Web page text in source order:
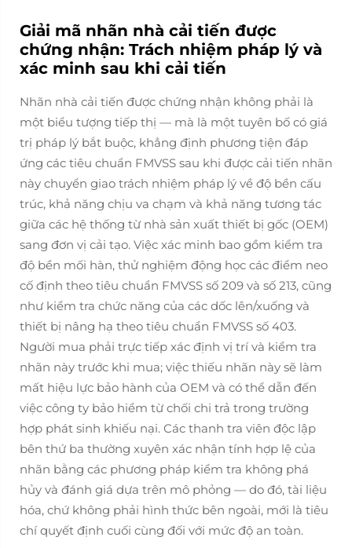
Giải mã nhãn nhà cải tiến được
chứng nhận: Trách nhiệm pháp lý và
xác minh sau khi cải tiến
Nhãn nhà cải tiến được chứng nhận không phải là
một biểu tượng tiếp thị — mà là một tuyên bố có giá
trị pháp lý bắt buộc, khẳng định phương tiện đáp
ứng các tiêu chuẩn FMVSS sau khi được cải tiến nhãn
này chuyển giao trách nhiệm pháp lý về độ bền cấu
trúc, khả năng chịu va chạm và khả năng tương tác
giữa các hệ thống từ nhà sản xuất thiết bị gốc (OEM)
sang đơn vị cải tạo. Việc xác minh bao gồm kiểm tra
độ bền mối hàn, thử nghiệm động học các điểm neo
cố định theo tiêu chuẩn FMVSS số 209 và số 213, cũng
như kiểm tra chức năng của các dốc lên/xuống và
thiết bị nâng hạ theo tiêu chuẩn FMVSS số 403.
Người mua phải trực tiếp xác định vị trí và kiểm tra
nhãn này trước khi mua; việc thiếu nhãn này sẽ làm
mất hiệu lực bảo hành của OEM và có thể dẫn đến
việc công ty bảo hiểm từ chối chi trả trong trường
hợp phát sinh khiếu nại. Các thanh tra viên độc lập
bên thứ ba thường xuyên xác nhận tính hợp lệ của
nhãn bằng các phương pháp kiểm tra không phá
hủy và đánh giá dựa trên mô phỏng — do đó, tài liệu
hóa, chứ không phải hình thức bên ngoài, mới là tiêu
chí quyết định cuối cùng đối với mức độ an toàn.